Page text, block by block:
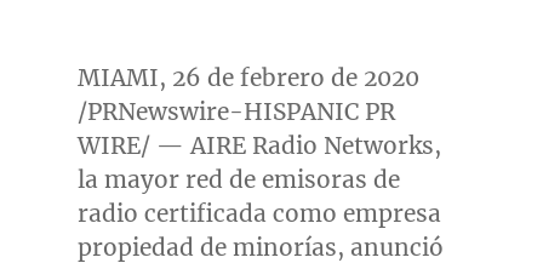
MIAMI, 26 de febrero de 2020
/PRNewswire-HISPANIC PR
WIRE/ — AIRE Radio Networks,
la mayor red de emisoras de
radio certificada como empresa
propiedad de minorías, anunció